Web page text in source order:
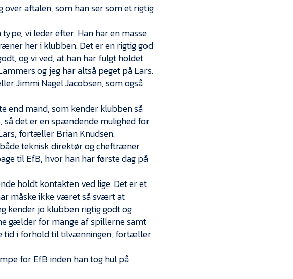
aftalen, som han ser som et rigtig
vi leder efter. Han har en masse
her i klubben. Det er en rigtig god
og vi ved, at han har fulgt holdet
og jeg har altså peget på Lars.
Jimmi Nagel Jacobsen, som også
end mand, som kender klubben så
så det er en spændende mulighed for
fortæller Brian Knudsen.
teknisk direktør og cheftræner
til EfB, hvor han har første dag på
holdt kontakten ved lige. Det er et
måske ikke været så svært at
kender jo klubben rigtig godt og
gælder for mange af spillerne samt
tid i forhold til tilvænningen, fortæller
for EfB inden han tog hul på